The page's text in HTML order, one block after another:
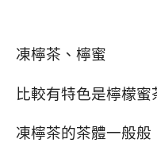
凍檸茶、檸蜜
比較有特色是檸檬
凍檸茶的茶體一般般